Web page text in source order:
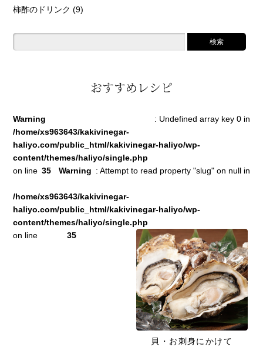
柿酢のドリンク (9)
おすすめレシピ
Warning
: Undefined array key 0 in
/home/xs963643/kakivinegar-
haliyo.com/public_html/kakivinegar-haliyo/wp-
content/themes/haliyo/single.php
on line 35 Warning : Attempt to read property "slug" on null in
/home/xs963643/kakivinegar-
haliyo.com/public_html/kakivinegar-haliyo/wp-
content/themes/haliyo/single.php
on line
35
貝・お刺身にかけて